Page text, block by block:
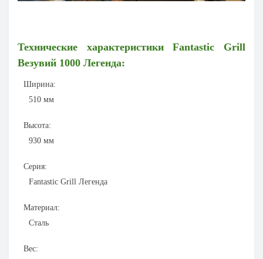
Технические характеристикиFantastic Grill
Везувий 1000 Легенда:
Ширина:
510 мм
Высота:
930 мм
Серия:
Fantastic Grill Легенда
Материал:
Сталь
Вес: